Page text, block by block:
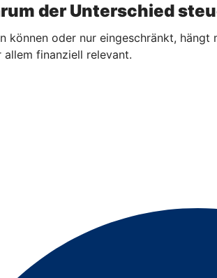
der Unterschied
können oder nur eingeschränkt,
finanziell relevant.